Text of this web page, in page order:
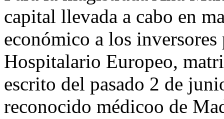
capital llevada a cabo en
económico a los
Hospitalario Europeo,
escrito del pasado 2 de
reconocido médicoo de